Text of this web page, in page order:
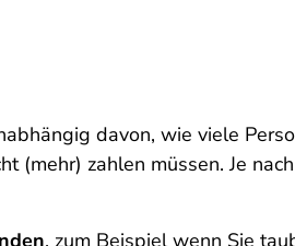
davon, wie viele
zahlen müssen. Je
, zum Beispiel wenn Sie